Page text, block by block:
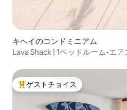
キヘイのコンドミニアム
Lava Shack | 1ベッドルーム•エ
大好評のゲストチョイスです。
ゲストチョイス